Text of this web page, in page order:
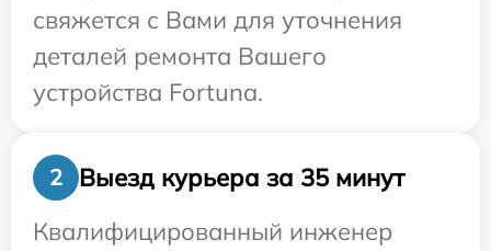
свяжется с Вами для уточнения
деталей ремонта Вашего
устройства Fortuna.
2
Выезд курьера за 35 минут
Квалифицированный инженер